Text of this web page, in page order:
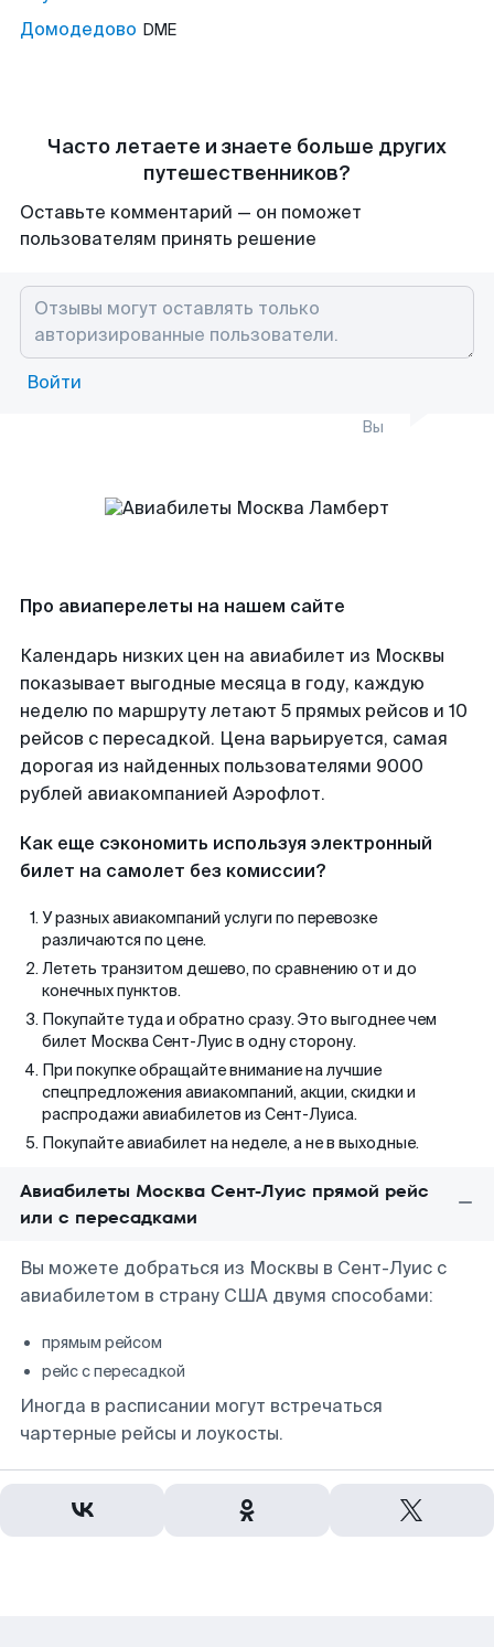
Домодедово DME
Часто летаете и знаете больше других
путешественников?
Оставьте комментарий — он поможет
пользователям принять решение
Войти
Вы
Про авиаперелеты на нашем сайте
Календарь низких цен на авиабилет из Москвы
показывает выгодные месяца в году, каждую
неделю по маршруту летают 5 прямых рейсов и 10
рейсов с пересадкой. Цена варьируется, самая
дорогая из найденных пользователями 9000
рублей авиакомпанией Аэрофлот.
Как еще сэкономить используя электронный
билет на самолет без комиссии?
У разных авиакомпаний услуги по перевозке
различаются по цене.
Лететь транзитом дешево, по сравнению от и до
конечных пунктов.
Покупайте туда и обратно сразу. Это выгоднее чем
билет Москва Сент-Луис в одну сторону.
При покупке обращайте внимание на лучшие
спецпредложения авиакомпаний, акции, скидки и
распродажи авиабилетов из Сент-Луиса.
Покупайте авиабилет на неделе, а не в выходные.
Авиабилеты Москва Сент-Луис прямой рейс
или с пересадками
Вы можете добраться из Москвы в Сент-Луис с
авиабилетом в страну США двумя способами:
прямым рейсом
рейс с пересадкой
Иногда в расписании могут встречаться
чартерные рейсы и лоукосты.